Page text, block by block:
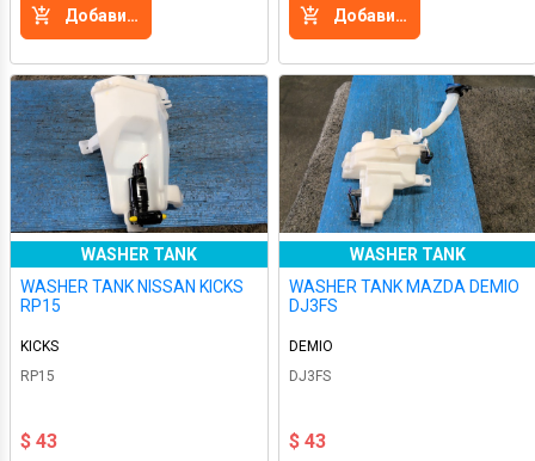
Добавить в корзину Добавить в корзину
WASHER TANK
WASHER TANK NISSAN KICKS
RP15
KICKS
RP15
$ 43
WASHER TANK
WASHER TANK MAZDA DEMIO
DJ3FS
DEMIO
DJ3FS
$ 43